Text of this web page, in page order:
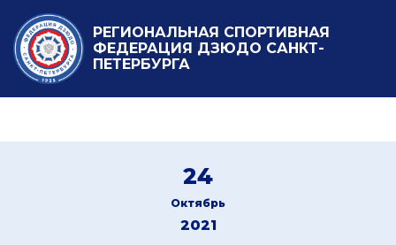
РЕГИОНАЛЬНАЯ СПОРТИВНАЯ
ФЕДЕРАЦИЯ ДЗЮДО САНКТ-
ПЕТЕРБУРГА
24
Октябрь
2021